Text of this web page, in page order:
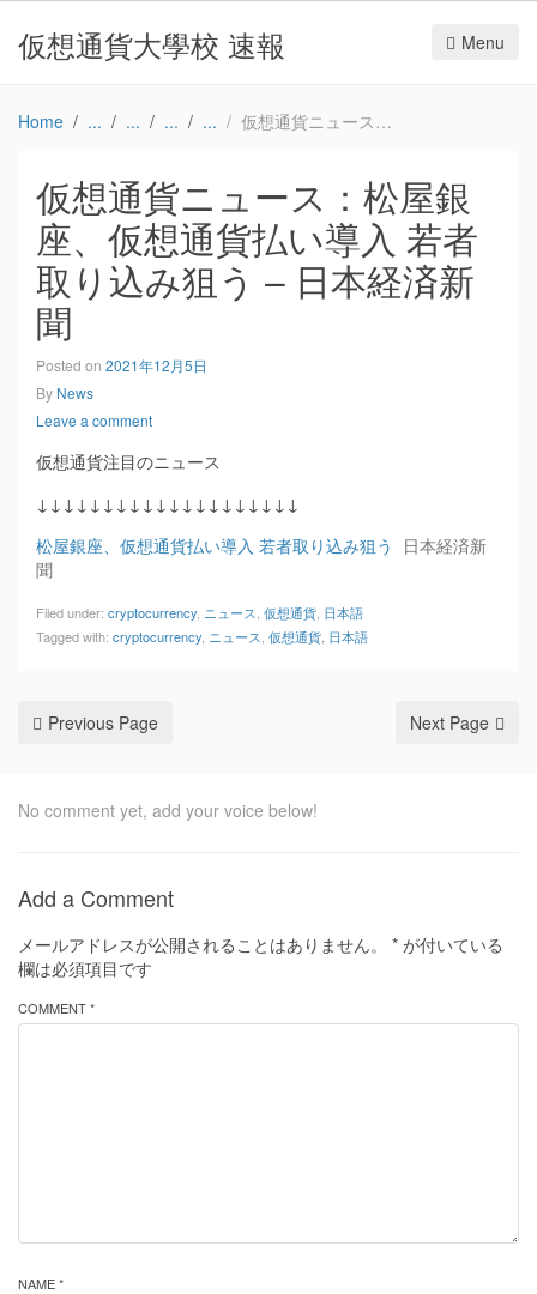
仮想通貨大學校 速報 Menu
Home 仮想通貨ニュース：松屋銀座、仮想通貨払い導入 若者取り込み狙う – 日本経済新聞
仮想通貨ニュース：松屋銀
座、仮想通貨払い導入 若者
取り込み狙う – 日本経済新
聞
Posted on 2021年12月5日
By News
Leave a comment
仮想通貨注目のニュース
↓↓↓↓↓↓↓↓↓↓↓↓↓↓↓↓↓↓↓↓
松屋銀座、仮想通貨払い導入 若者取り込み狙う
日本経済新
聞
Filed under: cryptocurrency ニュース 仮想通貨 日本語
Tagged with: cryptocurrency ニュース 仮想通貨 日本語
Previous Page Next Page
No comment yet, add your voice below!
Add a Comment
メールアドレスが公開されることはありません。 * が付いている
欄は必須項目です
COMMENT *
NAME *